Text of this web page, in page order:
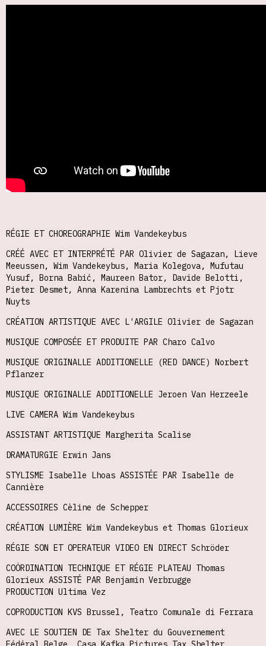
RÉGIE ET CHOREOGRAPHIE Wim Vandekeybus
CRÉÉ AVEC ET INTERPRÉTÉ PAR Olivier de Sagazan, Lieve
Meeussen, Wim Vandekeybus, Maria Kolegova, Mufutau
Yusuf, Borna Babić, Maureen Bator, Davide Belotti,
Pieter Desmet, Anna Karenina Lambrechts et Pjotr
Nuyts
CRÉATION ARTISTIQUE AVEC L'ARGILE Olivier de Sagazan
MUSIQUE COMPOSÉE ET PRODUITE PAR Charo Calvo
MUSIQUE ORIGINALLE ADDITIONELLE (RED DANCE) Norbert
Pflanzer
MUSIQUE ORIGINALLE ADDITIONELLE Jeroen Van Herzeele
LIVE CAMERA Wim Vandekeybus
ASSISTANT ARTISTIQUE Margherita Scalise
DRAMATURGIE Erwin Jans
STYLISME Isabelle Lhoas ASSISTÉE PAR Isabelle de
Cannière
ACCESSOIRES Cèline de Schepper
CRÉATION LUMIÈRE Wim Vandekeybus et Thomas Glorieux
RÉGIE SON ET OPERATEUR VIDEO EN DIRECT Schröder
COÖRDINATION TECHNIQUE ET RÉGIE PLATEAU Thomas
Glorieux ASSISTÉ PAR Benjamin Verbrugge
PRODUCTION Ultima Vez
COPRODUCTION KVS Brussel, Teatro Comunale di Ferrara
AVEC LE SOUTIEN DE Tax Shelter du Gouvernement